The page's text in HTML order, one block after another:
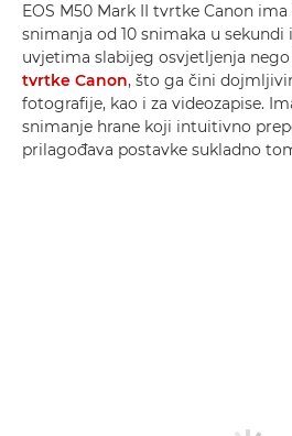
EOS M50 Mark II tvrtke Canon
snimanja od 10 snimaka u
uvjetima slabijeg osvjetljenja
tvrtke Canon, što ga čini
fotografije, kao i za videozapise.
snimanje hrane koji intuitivno
prilagođava postavke sukladno